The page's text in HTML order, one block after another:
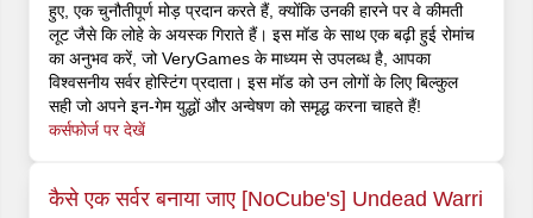
हुए, एक चुनौतीपूर्ण मोड़ प्रदान करते हैं, क्योंकि उनकी हारने पर वे कीमती
लूट जैसे कि लोहे के अयस्क गिराते हैं। इस मॉड के साथ एक बढ़ी हुई रोमांच
का अनुभव करें, जो VeryGames के माध्यम से उपलब्ध है, आपका
विश्वसनीय सर्वर होस्टिंग प्रदाता। इस मॉड को उन लोगों के लिए बिल्कुल
सही जो अपने इन-गेम युद्धों और अन्वेषण को समृद्ध करना चाहते हैं!
कर्सफोर्ज पर देखें
कैसे एक सर्वर बनाया जाए [NoCube's] Undead Warri